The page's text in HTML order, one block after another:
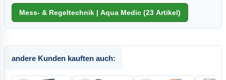
andere Kunden kauften auch: